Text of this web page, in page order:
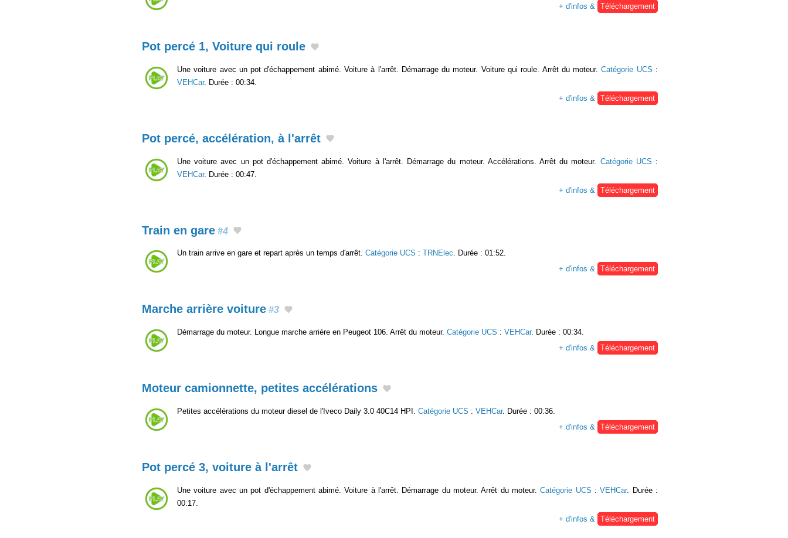
+ d'infos &
Téléchargement
Pot percé 1, Voiture qui roule
Une voiture avec un pot d'échappement abimé. Voiture à l'arrêt. Démarrage du moteur. Voiture qui roule. Arrêt du moteur.Catégorie UCS :
VEHCar. Durée : 00:34.
+ d'infos &
Téléchargement
Pot percé, accélération, à l'arrêt
Une voiture avec un pot d'échappement abimé. Voiture à l'arrêt. Démarrage du moteur. Accélérations. Arrêt du moteur. Catégorie UCS :
VEHCar. Durée : 00:47.
+ d'infos &
Téléchargement
Train en gare #4
Un train arrive en gare et repart après un temps d'arrêt. Catégorie UCS : TRNElec. Durée : 01:52.
+ d'infos & Téléchargement
Marche arrière voiture #3
Démarrage du moteur. Longue marche arrière en Peugeot 106. Arrêt du moteur. Catégorie UCS : VEHCar. Durée : 00:34.
+ d'infos & Téléchargement
Moteur camionnette, petites accélérations
Petites accélérations du moteur diesel de l'Iveco Daily 3.0 40C14 HPI. Catégorie UCS : VEHCar. Durée : 00:36.
+ d'infos & Téléchargement
Pot percé 3, voiture à l'arrêt
Une voiture avec un pot d'échappement abimé. Voiture à l'arrêt. Démarrage du moteur. Arrêt du moteur.Catégorie UCS :VEHCar. Durée :
00:17.
+ d'infos &
Téléchargement